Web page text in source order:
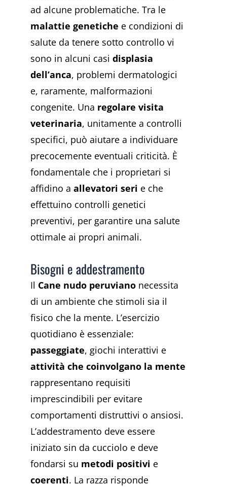
ad alcune problematiche. Tra le
malattie genetiche e condizioni di
salute da tenere sotto controllo vi
sono in alcuni casi displasia
dell’anca, problemi dermatologici
e, raramente, malformazioni
congenite. Una regolare visita
veterinaria, unitamente a controlli
specifici, può aiutare a individuare
precocemente eventuali criticità. È
fondamentale che i proprietari si
affidino a allevatori seri e che
effettuino controlli genetici
preventivi, per garantire una salute
ottimale ai propri animali.
Bisogni e addestramento
Il Cane nudo peruviano necessita
di un ambiente che stimoli sia il
fisico che la mente. L’esercizio
quotidiano è essenziale:
passeggiate, giochi interattivi e
attività che coinvolgano la mente
rappresentano requisiti
imprescindibili per evitare
comportamenti distruttivi o ansiosi.
L’addestramento deve essere
iniziato sin da cucciolo e deve
fondarsi su metodi positivi e
coerenti. La razza risponde